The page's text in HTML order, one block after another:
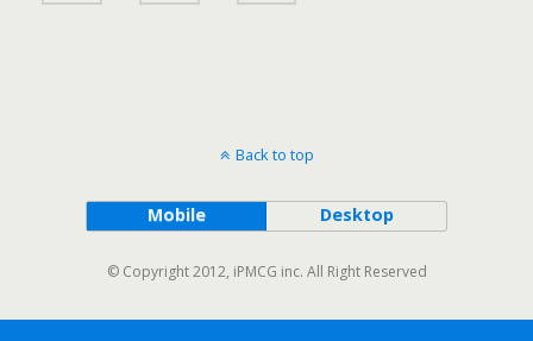
Back to top
Mobile Desktop
© Copyright 2012, iPMCG inc. All Right Reserved